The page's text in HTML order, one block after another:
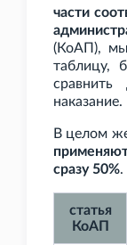
части
(КоАП), мы
таблицу,
сравнить
наказание.
В целом
сразу 50%.
статья
КоАП